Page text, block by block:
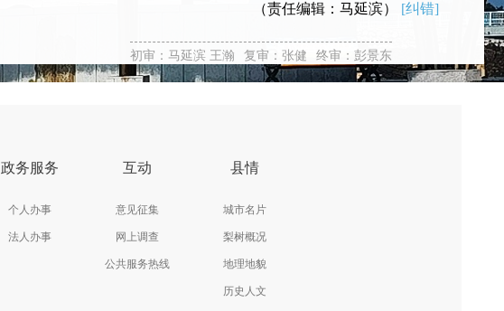
（责任编辑：马延滨） [纠错]
初审：马延滨 王瀚 复审：张健 终审：彭景东
政务服务
个人办事
法人办事
互动
意见征集
网上调查
公共服务热线
县情
城市名片
梨树概况
地理地貌
历史人文